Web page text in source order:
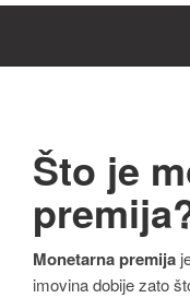
Što je
Monetarna premija
imovina dobije zato